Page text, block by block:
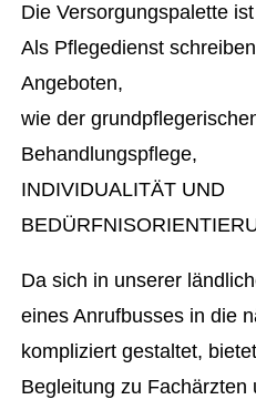
Die Versorgungspalette
Als Pflegedienst
Angeboten,
wie der
Behandlungspflege,
INDIVIDUALITÄT UND
Da sich in unserer
eines Anrufbusses in die
kompliziert gestaltet,
Begleitung zu Fachärzten